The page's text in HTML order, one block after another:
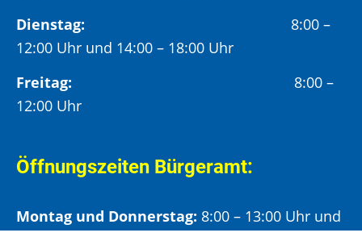
Dienstag: 8:00 –
12:00 Uhr und 14:00 – 18:00 Uhr
Freitag:
8:00 –
12:00 Uhr
Öffnungszeiten Bürgeramt:
Montag und Donnerstag: 8:00 – 13:00 Uhr und